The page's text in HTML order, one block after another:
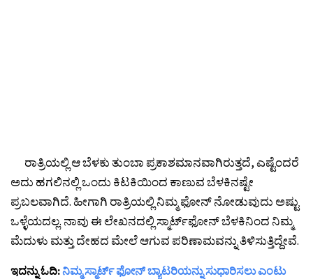
ರಾತ್ರಿಯಲ್ಲಿ ಆ ಬೆಳಕು ತುಂಬಾ ಪ್ರಕಾಶಮಾನವಾಗಿರುತ್ತದೆ, ಎಷ್ಟೆಂದರೆ
ಅದು ಹಗಲಿನಲ್ಲಿ ಒಂದು ಕಿಟಕಿಯಿಂದ ಕಾಣುವ ಬೆಳಕಿನಷ್ಟೇ
ಪ್ರಬಲವಾಗಿದೆ. ಹೀಗಾಗಿ ರಾತ್ರಿಯಲ್ಲಿ ನಿಮ್ಮ ಫೋನ್ ನೋಡುವುದು ಅಷ್ಟು
ಒಳ್ಳೆಯದಲ್ಲ. ನಾವು ಈ ಲೇಖನದಲ್ಲಿ ಸ್ಮಾರ್ಟ್‌ಫೋನ್ ಬೆಳಕಿನಿಂದ ನಿಮ್ಮ
ಮೆದುಳು ಮತ್ತು ದೇಹದ ಮೇಲೆ ಆಗುವ ಪರಿಣಾಮವನ್ನು ತಿಳಿಸುತ್ತಿದ್ದೇವೆ.
ಇದನ್ನು ಓದಿ:ನಿಮ್ಮ ಸ್ಮಾರ್ಟ್ ಫೋನ್ ಬ್ಯಾಟರಿಯನ್ನು ಸುಧಾರಿಸಲು ಎಂಟು